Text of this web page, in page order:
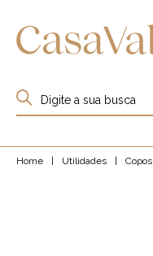
Home Utilidades Copos